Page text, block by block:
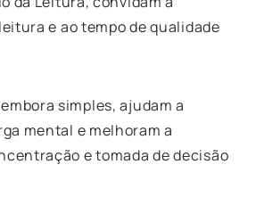
e ao tempo de qualidade
simples, ajudam a
mental e melhoram a
e tomada de decisão